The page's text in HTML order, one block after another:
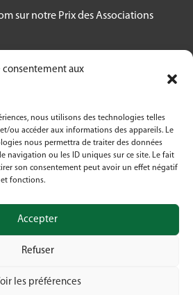
consentement aux
nous utilisons des technologies telles
ou accéder aux informations des appareils. Le
nous permettra de traiter des données
navigation ou les ID uniques sur ce site. Le fait
son consentement peut avoir un effet négatif
fonctions.
Accepter
Refuser
les préférences
sur notre Prix des Associations
dans le cadre de « La
50 ans en 2026!
2026 | Design by Digima